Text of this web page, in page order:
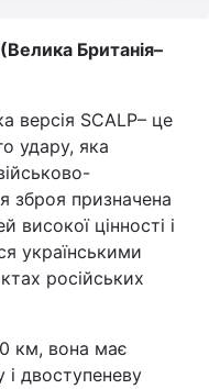
Британія–
версія SCALP– це
удару, яка
зброя призначена
високої цінності і
українськими
російських
км, вона має
і двоступеневу